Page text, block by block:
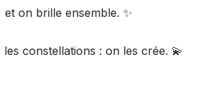
on brille ensemble. ✨
constellations : on les crée. 💫